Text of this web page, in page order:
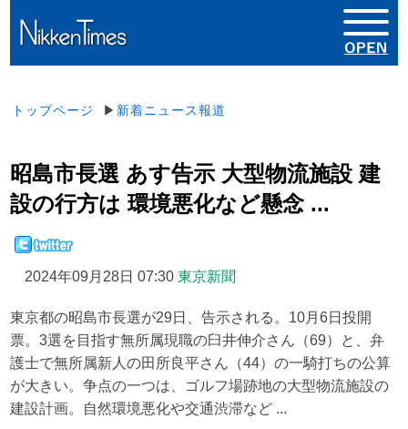
トップページ ▶ 新着ニュース報道
昭島市長選 あす告示 大型物流施設 建
設の行方は 環境悪化など懸念 ...
2024年09月28日 07:30 東京新聞
東京都の昭島市長選が29日、告示される。10月6日投開
票。3選を目指す無所属現職の臼井伸介さん（69）と、弁
護士で無所属新人の田所良平さん（44）の一騎打ちの公算
が大きい。争点の一つは、ゴルフ場跡地の大型物流施設の
建設計画。自然環境悪化や交通渋滞など ...